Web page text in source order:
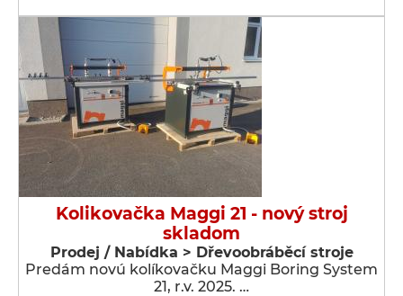
Kolikovačka Maggi 21 - nový stroj
skladom
Prodej / Nabídka > Dřevoobráběcí stroje
Predám novú kolíkovačku Maggi Boring System
21, r.v. 2025. …